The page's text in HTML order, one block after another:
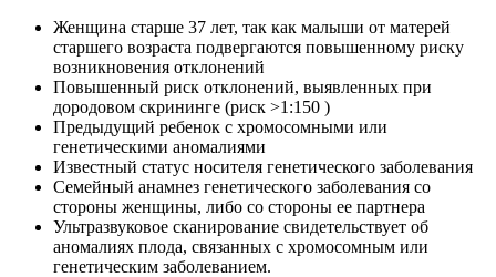
Женщина старше 37 лет, так как малыши от матерей
старшего возраста подвергаются повышенному риску
возникновения отклонений
Повышенный риск отклонений, выявленных при
дородовом скрининге (риск >1:150 )
Предыдущий ребенок с хромосомными или
генетическими аномалиями
Известный статус носителя генетического заболевания
Семейный анамнез генетического заболевания со
стороны женщины, либо со стороны ее партнера
Ультразвуковое сканирование свидетельствует об
аномалиях плода, связанных с хромосомным или
генетическим заболеванием.